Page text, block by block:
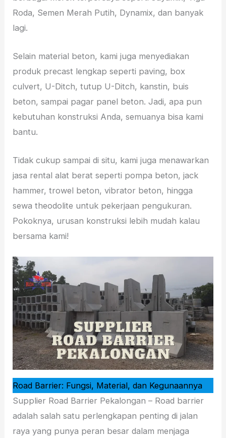
Roda, Semen Merah Putih, Dynamix, dan banyak
lagi.
Selain material beton, kami juga menyediakan
produk precast lengkap seperti paving, box
culvert, U-Ditch, tutup U-Ditch, kanstin, buis
beton, sampai pagar panel beton. Jadi, apa pun
kebutuhan konstruksi Anda, semuanya bisa kami
bantu.
Tidak cukup sampai di situ, kami juga menawarkan
jasa rental alat berat seperti pompa beton, jack
hammer, trowel beton, vibrator beton, hingga
sewa theodolite untuk pekerjaan pengukuran.
Pokoknya, urusan konstruksi lebih mudah kalau
bersama kami!
Road Barrier: Fungsi, Material, dan Kegunaannya
Supplier Road Barrier Pekalongan – Road barrier
adalah salah satu perlengkapan penting di jalan
raya yang punya peran besar dalam menjaga